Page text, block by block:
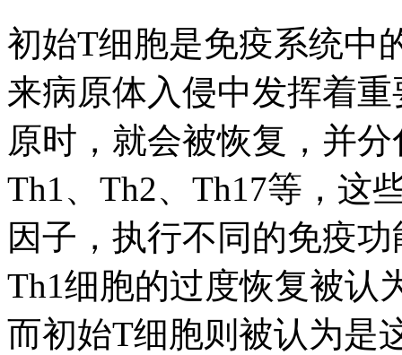
初始T细胞是免疫系统中
来病原体入侵中发挥着
原时，就会被恢复，并
Th1、Th2、Th17等，这
因子，执行不同的免疫
Th1细胞的过度恢复被认
而初始T细胞则被认为是